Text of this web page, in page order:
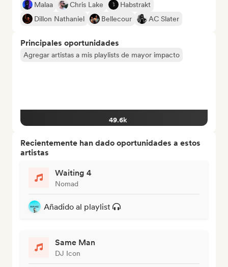
Malaa Chris Lake
Habstrakt
Dillon Nathaniel
Bellecour AC Slater
Principales oportunidades
Agregar artistas a mis playlists de mayor impacto
49.6k
Recientemente han dado oportunidades a estos
artistas
Waiting 4
Nomad
Añadido al playlist
Same Man
DJ Icon